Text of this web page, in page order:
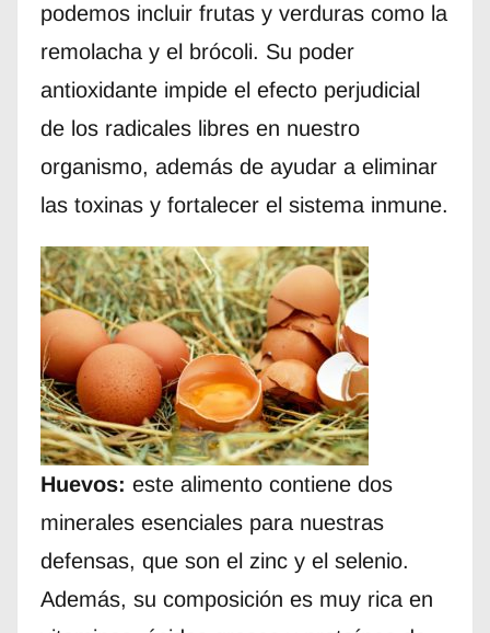
podemos incluir frutas y verduras como la
remolacha y el brócoli. Su poder
antioxidante impide el efecto perjudicial
de los radicales libres en nuestro
organismo, además de ayudar a eliminar
las toxinas y fortalecer el sistema inmune.
Huevos: este alimento contiene dos
minerales esenciales para nuestras
defensas, que son el zinc y el selenio.
Además, su composición es muy rica en